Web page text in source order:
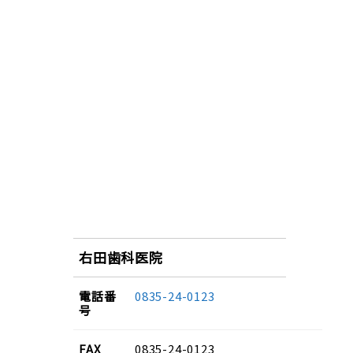
右田歯科医院
電話番
号
0835-24-0123
FAX
0835-24-0123